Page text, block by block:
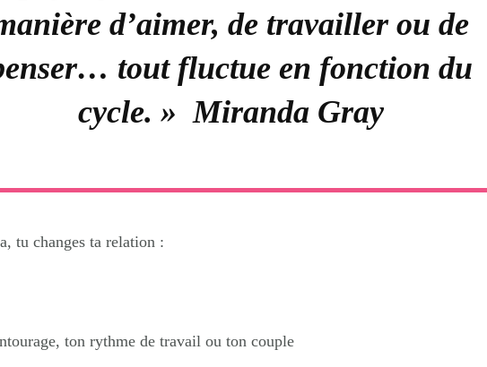
d’aimer, de travailler ou de
tout fluctue en fonction du
cycle. » Miranda Gray
tu changes ta relation :
ton rythme de travail ou ton couple